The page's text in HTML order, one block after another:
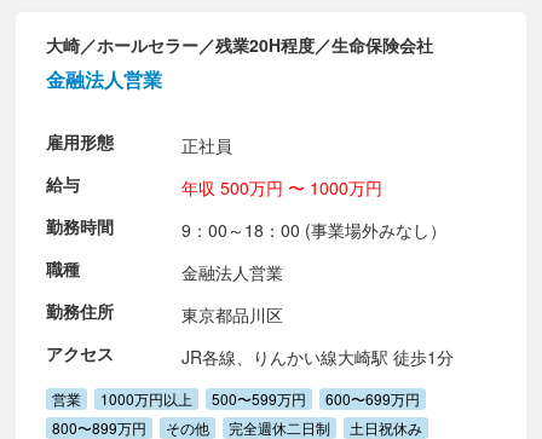
大崎／ホールセラー／残業20H程度／生命保険会社
金融法人営業
雇用形態
正社員
給与
年収 500万円 〜 1000万円
勤務時間
9：00～18：00 (事業場外みなし）
職種
金融法人営業
勤務住所
東京都品川区
アクセス
JR各線、りんかい線大崎駅 徒歩1分
営業 1000万円以上 500〜599万円
600〜699万円
800〜899万円
その他 完全週休二日制
土日祝休み